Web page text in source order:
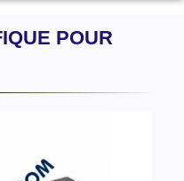
POUR